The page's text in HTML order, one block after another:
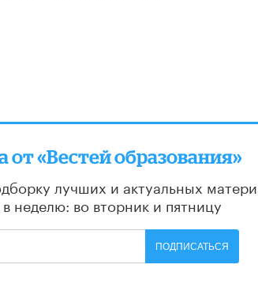
от «Вестей образования»
лучших и актуальных
в неделю: во вторник и пятницу
ПОДПИСАТЬСЯ